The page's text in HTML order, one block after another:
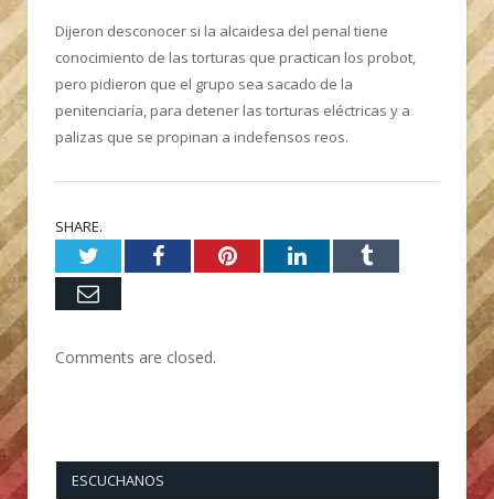
Dijeron desconocer si la alcaidesa del penal tiene
conocimiento de las torturas que practican los probot,
pero pidieron que el grupo sea sacado de la
penitenciaría, para detener las torturas eléctricas y a
palizas que se propinan a indefensos reos.
SHARE.
TwitterFacebookPinterestLinkedInTumblr
Email
Comments are closed.
ESCUCHANOS